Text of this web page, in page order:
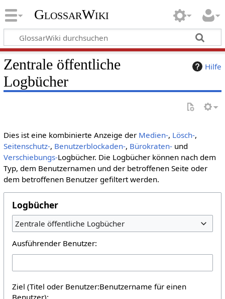
GlossarWiki
Hilfe
Zentrale öffentliche
Logbücher
Dies ist eine kombinierte Anzeige der Medien-, Lösch-,
Seitenschutz-, Benutzerblockaden-, Bürokraten-und
Verschiebungs-Logbücher. Die Logbücher können nach dem
Typ, dem Benutzernamen und der betroffenen Seite oder
dem betroffenen Benutzer gefiltert werden.
Logbücher
Zentrale öffentliche Logbücher
Ausführender Benutzer:
Ziel (Titel oder Benutzer:Benutzername für einen
Benutzer):